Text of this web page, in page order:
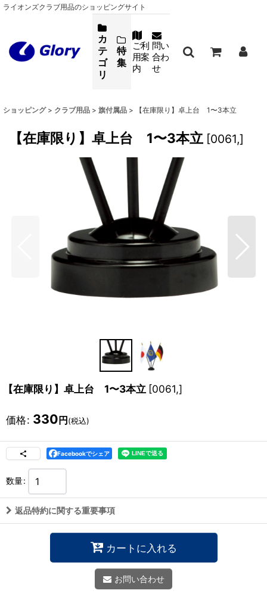
ライオンズクラブ用品のショッピングサイト
カ
テ
ゴ
リ
特
集
ご利
用案
内
問い
合わ
せ
ショッピング > クラブ用品 > 旗付属品 > 【在庫限り】卓上台 1〜3本立
【在庫限り】卓上台 1〜3本立 [0061,]
【在庫限り】卓上台 1〜3本立 [0061,]
価格: 330 円 (税込)
Facebookでシェア
数量:
返品特約に関する重要事項
カートに入れる
お問い合わせ